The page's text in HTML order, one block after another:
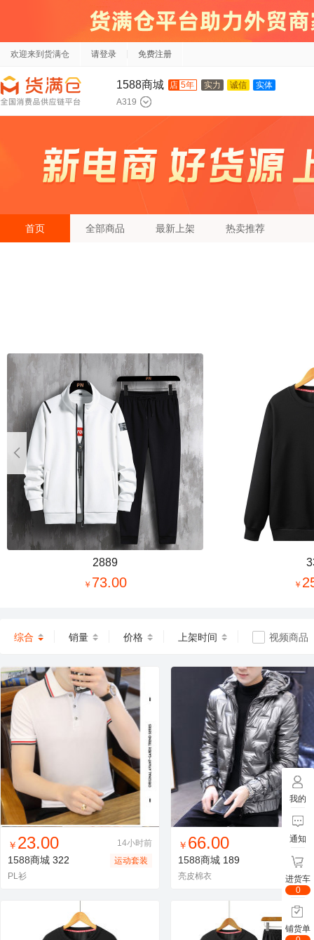
欢迎来到货满仓 请登录 免费注册
1588商城 店 5年 实力 诚信
实体
A319
首页 全部商品 最新上架 热卖推荐
2889
￥ 73.00 ￥

综合 销量 价格 上架时间 视频商品
找同款 加入进货车 收藏
￥ 23.00 14小时前
1588商城 322
运动套装
PL衫
找同款 加入进货车 收藏
￥ 66.00 14小
1588商城 189
棉
亮皮棉衣
我的
通知
进货车
0
铺货单